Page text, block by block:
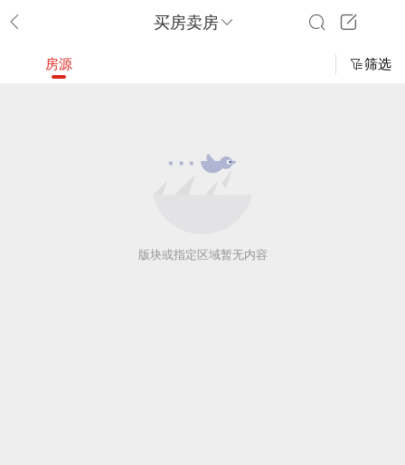
买房卖房
房源 筛选
版块或指定区域暂无内容